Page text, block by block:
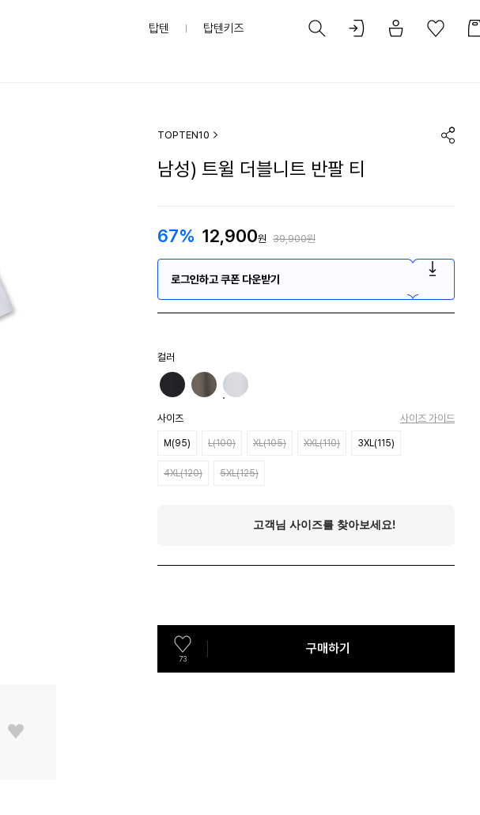
탑텐 탑텐키즈
TOPTEN10
남성) 트윌 더블니트 반팔 티
67% 12,900원 39,900원
로그인하고 쿠폰 다운받기
컬러
사이즈 사이즈 가이드
M(95) L(100) XL(105) XXL(110) 3XL(115)
4XL(120) 5XL(125)
73
구매하기